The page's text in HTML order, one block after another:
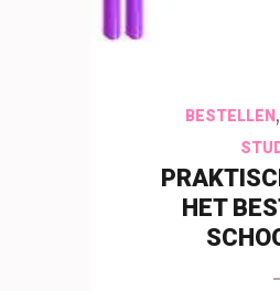
BESTELLEN ,
HET